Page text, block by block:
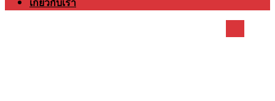
เกี่ยวกับเรา